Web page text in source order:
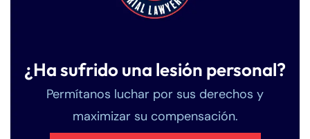
¿Ha sufrido una lesión personal?
Permítanos luchar por sus derechos y
maximizar su compensación.